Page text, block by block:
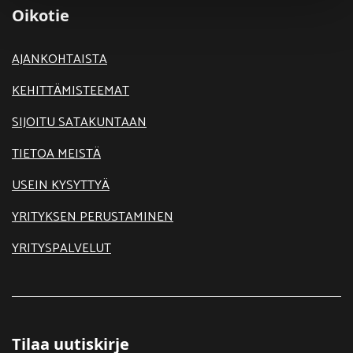
Oikotie
AJANKOHTAISTA
KEHITTÄMISTEEMAT
SIJOITU SATAKUNTAAN
TIETOA MEISTÄ
USEIN KYSYTTYÄ
YRITYKSEN PERUSTAMINEN
YRITYSPALVELUT
Tilaa uutiskirje